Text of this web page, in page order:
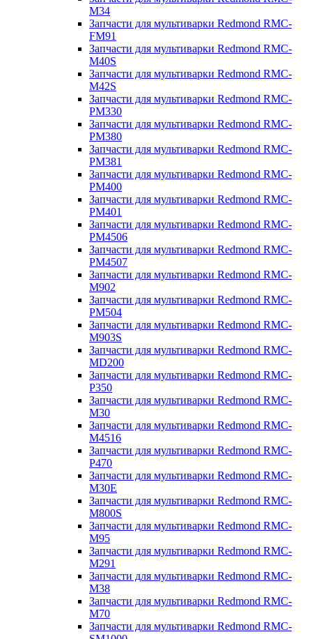
M34
Запчасти для мультиварки Redmond RMC-
FM91
Запчасти для мультиварки Redmond RMC-
M40S
Запчасти для мультиварки Redmond RMC-
M42S
Запчасти для мультиварки Redmond RMC-
PM330
Запчасти для мультиварки Redmond RMC-
PM380
Запчасти для мультиварки Redmond RMC-
PM381
Запчасти для мультиварки Redmond RMC-
PM400
Запчасти для мультиварки Redmond RMC-
PM401
Запчасти для мультиварки Redmond RMC-
PM4506
Запчасти для мультиварки Redmond RMC-
PM4507
Запчасти для мультиварки Redmond RMC-
M902
Запчасти для мультиварки Redmond RMC-
PM504
Запчасти для мультиварки Redmond RMC-
M903S
Запчасти для мультиварки Redmond RMC-
MD200
Запчасти для мультиварки Redmond RMC-
P350
Запчасти для мультиварки Redmond RMC-
M30
Запчасти для мультиварки Redmond RMC-
M4516
Запчасти для мультиварки Redmond RMC-
P470
Запчасти для мультиварки Redmond RMC-
M30E
Запчасти для мультиварки Redmond RMC-
M800S
Запчасти для мультиварки Redmond RMC-
M95
Запчасти для мультиварки Redmond RMC-
M291
Запчасти для мультиварки Redmond RMC-
M38
Запчасти для мультиварки Redmond RMC-
M70
Запчасти для мультиварки Redmond RMC-